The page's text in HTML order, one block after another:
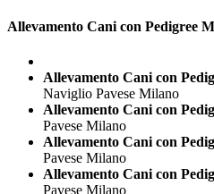
Allevamento Cani con Pedigree
Allevamento Cani con
Naviglio Pavese Milano
Allevamento Cani con
Pavese Milano
Allevamento Cani con
Pavese Milano
Allevamento Cani con
Pavese Milano